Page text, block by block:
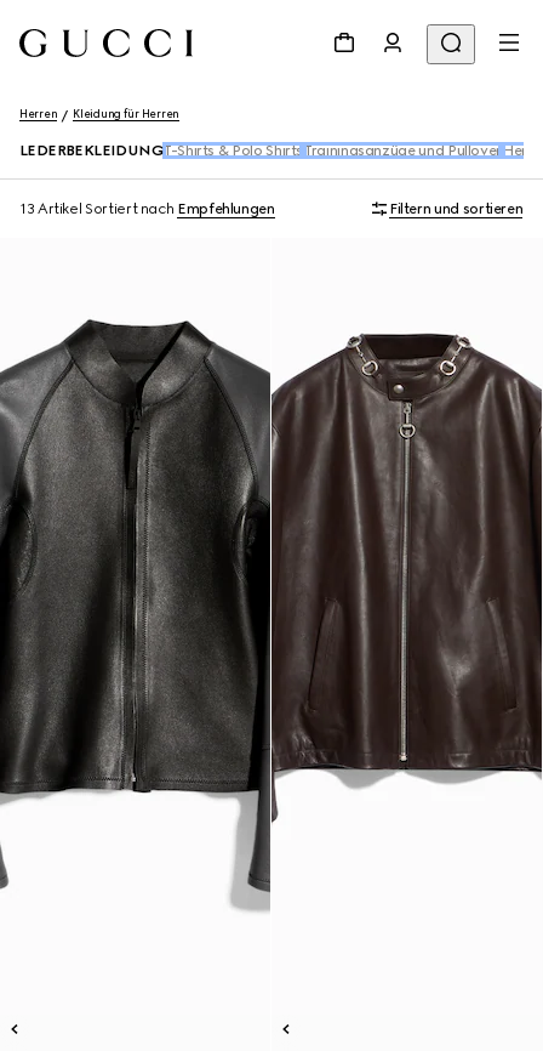
Herren Kleidung für Herren
LEDERBEKLEIDUNG T-Shirts & Polo Shirts Trainingsanzüge und Pullover
13 Artikel Sortiert nach Empfehlungen Filtern und sortieren